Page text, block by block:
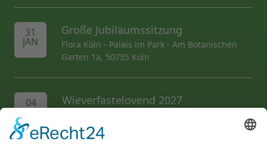
31
JAN
Große Jubiläumssitzung
Flora Köln - Palais im Park - Am Botanischen
Garten 1a, 50735 Köln
04
FEB
Wieverfastelovend 2027